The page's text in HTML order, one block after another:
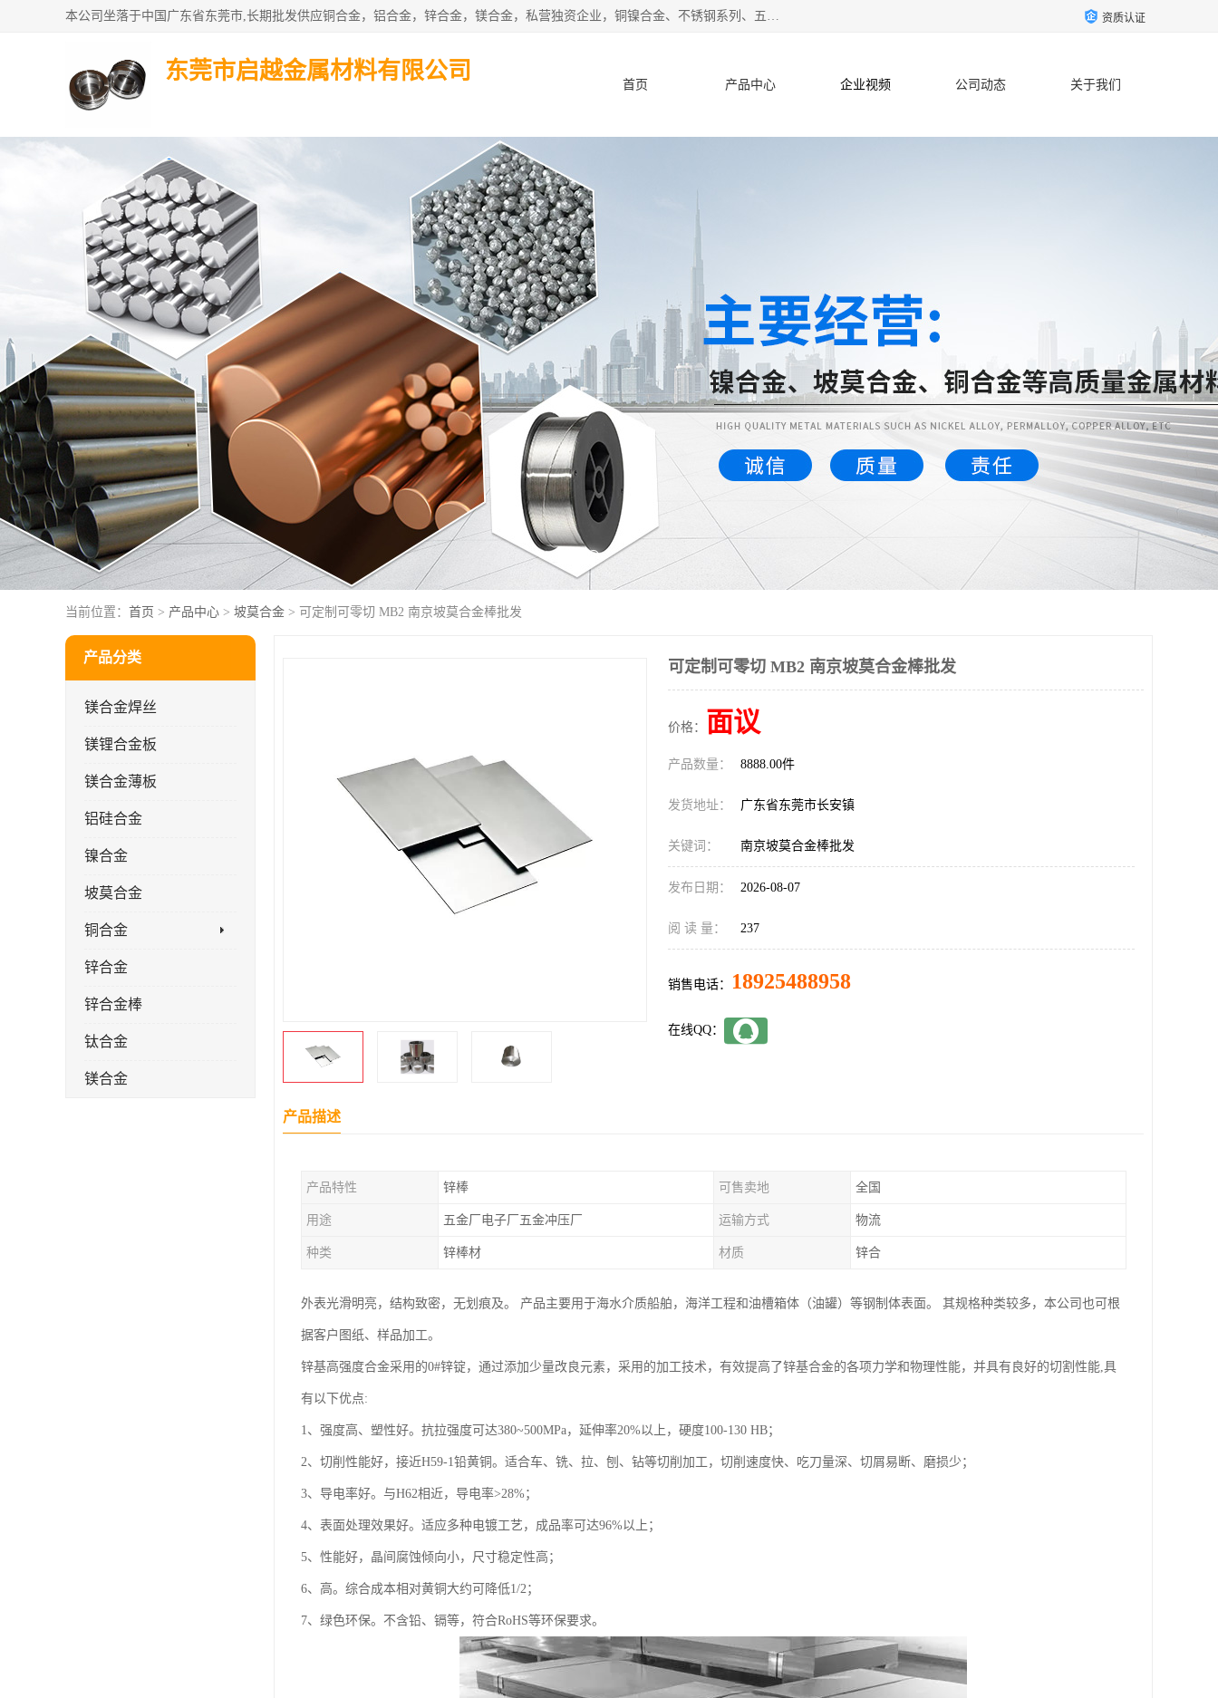
本公司坐落于中国广东省东莞市,长期批发供应铜合金，铝合金，锌合金，镁合金，私营独资企业，铜镍合金、不锈钢系列、五金冲压材料、进口金属材料、钨钢、高速钢、白钢刀、铝系列材料、铝镁合金、锰钢片等，启越是一家经国家相关部门批准注册的企业。公司以雄厚的实力、合理的厂家、优良的服务与多家企业建立了长期的合作关系。欢迎前来参观、考察、洽谈业务。 金属材料...,欢迎惠顾！ 资质认证
东莞市启越金属材料有限公司
首页 产品中心 企业视频 公司动态 关于我们
当前位置： 首页 > 产品中心 > 坡莫合金 > 可定制可零切 MB2 南京坡莫合金棒批发
产品分类
镁合金焊丝
镁锂合金板
镁合金薄板
铝硅合金
镍合金
坡莫合金
铜合金
锌合金
锌合金棒
钛合金
镁合金
可定制可零切 MB2 南京坡莫合金棒批发
价格： 面议
产品数量： 8888.00件
发货地址： 广东省东莞市长安镇
关键词： 南京坡莫合金棒批发
发布日期： 2026-08-07
阅 读 量： 237
销售电话： 18925488958
在线QQ：
产品描述
产品特性 锌棒 可售卖地 全国
用途 五金厂电子厂五金冲压厂 运输方式 物流
种类 锌棒材 材质 锌合
外表光滑明亮，结构致密，无划痕及。 产品主要用于海水介质船舶，海洋工程和油槽箱体（油罐）等钢制体表面。 其规格种类较多，本公司也可根
据客户图纸、样品加工。
锌基高强度合金采用的0#锌锭，通过添加少量改良元素，采用的加工技术，有效提高了锌基合金的各项力学和物理性能，并具有良好的切割性能,具
有以下优点:
1、强度高、塑性好。抗拉强度可达380~500MPa，延伸率20%以上，硬度100-130 HB；
2、切削性能好，接近H59-1铅黄铜。适合车、铣、拉、刨、钻等切削加工，切削速度快、吃刀量深、切屑易断、磨损少；
3、导电率好。与H62相近，导电率>28%；
4、表面处理效果好。适应多种电镀工艺，成品率可达96%以上；
5、性能好，晶间腐蚀倾向小，尺寸稳定性高；
6、高。综合成本相对黄铜大约可降低1/2；
7、绿色环保。不含铅、镉等，符合RoHS等环保要求。